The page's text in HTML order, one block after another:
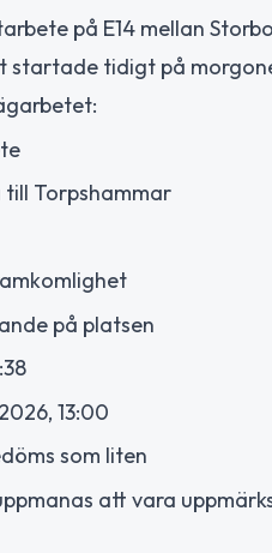
på E14 mellan
tidigt på
till Torpshammar
på platsen
13:00
som liten
att vara